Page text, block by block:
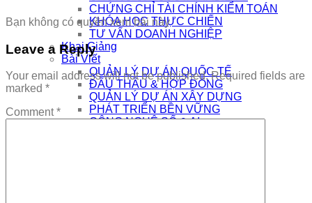
CHỨNG CHỈ TÀI CHÍNH KIỂM TOÁN
KHÓA HỌC THỰC CHIẾN
TƯ VẤN DOANH NGHIỆP
Khai Giảng
Bài Viết
QUẢN LÝ DỰ ÁN QUỐC TẾ
ĐẤU THẦU & HỢP ĐỒNG
QUẢN LÝ DỰ ÁN XÂY DỰNG
PHÁT TRIỂN BỀN VỮNG
CÔNG NGHỆ SỐ & AI
Bạn không có quyền xem bài này
Leave a Reply
Your email address will not be published. Required fields are
marked *
Comment*